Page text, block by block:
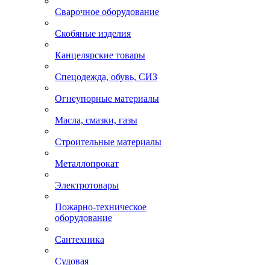
Сварочное оборудование
Скобяные изделия
Канцелярские товары
Спецодежда, обувь, СИЗ
Огнеупорные материалы
Масла, смазки, газы
Строительные материалы
Металлопрокат
Электротовары
Пожарно-техническое
оборудование
Сантехника
Судовая